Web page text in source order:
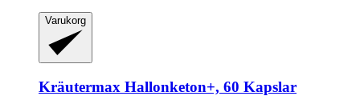
Varukorg
Kräutermax Hallonketon+, 60 Kapslar